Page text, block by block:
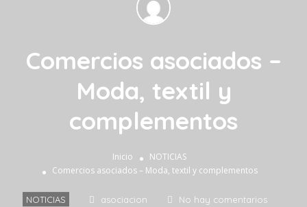
Comercios asociados –
Moda, textil y
complementos
Inicio
NOTICIAS
Comercios asociados – Moda, textil y complementos
NOTICIAS asociacion
No hay comentarios